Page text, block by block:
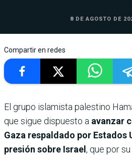
8 DE AGOSTO DE
Compartir en redes
El grupo islamista palestino
que sigue dispuesto a avanzar
Gaza respaldado por Estados
presión sobre Israel, que por